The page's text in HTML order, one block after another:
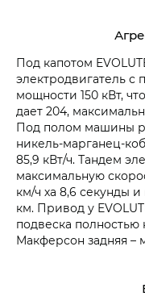
Под капотом
электродвигатель с
мощности 150 кВт,
дает 204,
Под полом машины
никель-марганец-
85,9 кВт/ч. Тандем
максимальную
км/ч ха 8,6 секунды и
км. Привод у
подвеска полностью
Макферсон задняя –